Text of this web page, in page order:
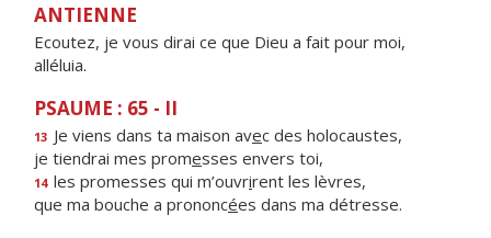
ANTIENNE
Ecoutez, je vous dirai ce que Dieu a fait pour moi,
alléluia.
PSAUME : 65 - II
13 Je viens dans ta maison avec des holocaustes,
je tiendrai mes promesses envers toi,
14 les promesses qui m’ouvrirent les lèvres,
que ma bouche a prononcées dans ma détresse.